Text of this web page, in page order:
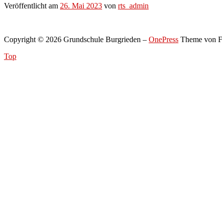
Veröffentlicht am 26. Mai 2023 von rts_admin
Copyright © 2026 Grundschule Burgrieden – OnePress Theme von
Top